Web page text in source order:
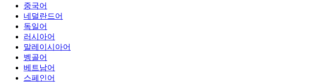
중국어
네덜란드어
독일어
러시아어
말레이시아어
벵골어
베트남어
스페인어